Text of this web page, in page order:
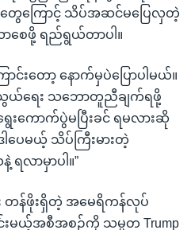
တွေကြောင့် သိပ်အဆင်မပြေလှတဲ့
စေဖို့ ရည်ရွယ်တာပါ။
းတော့ နောက်မှပဲပြောပါမယ်။
သွယ်ရေး သဘောတူညီချက်ရဖို့
းကောက်ပွဲမပြီးခင် ရမလားဆို
ါပေမယ့် သိပ်ကြီးမားတဲ့
လာမှာပါ။”
တန်ဖိုးရှိတဲ့ အမေရိကန်လုပ်
မယ့်အစီအစဉ်ကို သမ္မတ Trump